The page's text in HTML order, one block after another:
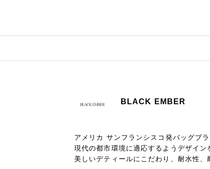
BLACK EMBER
アメリカ サンフランシスコ発バッグブ
現代の都市環境に適応するようデザイ
美しいデティールにこだわり、耐水性